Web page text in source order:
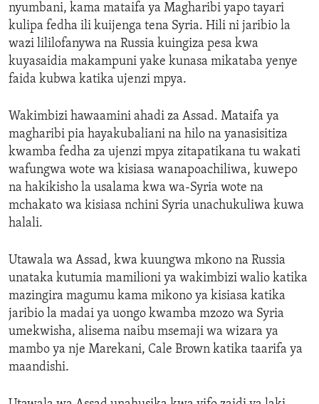
nyumbani, kama mataifa ya Magharibi yapo tayari
kulipa fedha ili kuijenga tena Syria. Hili ni jaribio la
wazi lililofanywa na Russia kuingiza pesa kwa
kuyasaidia makampuni yake kunasa mikataba yenye
faida kubwa katika ujenzi mpya.
Wakimbizi hawaamini ahadi za Assad. Mataifa ya
magharibi pia hayakubaliani na hilo na yanasisitiza
kwamba fedha za ujenzi mpya zitapatikana tu wakati
wafungwa wote wa kisiasa wanapoachiliwa, kuwepo
na hakikisho la usalama kwa wa-Syria wote na
mchakato wa kisiasa nchini Syria unachukuliwa kuwa
halali.
Utawala wa Assad, kwa kuungwa mkono na Russia
unataka kutumia mamilioni ya wakimbizi walio katika
mazingira magumu kama mikono ya kisiasa katika
jaribio la madai ya uongo kwamba mzozo wa Syria
umekwisha, alisema naibu msemaji wa wizara ya
mambo ya nje Marekani, Cale Brown katika taarifa ya
maandishi.